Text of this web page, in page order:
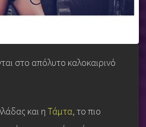
στο απόλυτο καλοκαιρινό
και η Τάμτα, το πιο